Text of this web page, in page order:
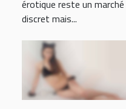
érotique reste un marché
discret mais...